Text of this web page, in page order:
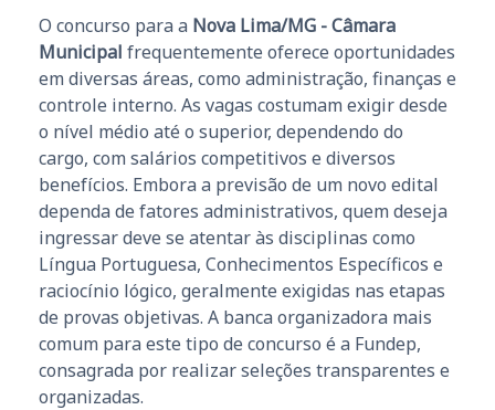
O concurso para a Nova Lima/MG - Câmara
Municipal frequentemente oferece oportunidades
em diversas áreas, como administração, finanças e
controle interno. As vagas costumam exigir desde
o nível médio até o superior, dependendo do
cargo, com salários competitivos e diversos
benefícios. Embora a previsão de um novo edital
dependa de fatores administrativos, quem deseja
ingressar deve se atentar às disciplinas como
Língua Portuguesa, Conhecimentos Específicos e
raciocínio lógico, geralmente exigidas nas etapas
de provas objetivas. A banca organizadora mais
comum para este tipo de concurso é a Fundep,
consagrada por realizar seleções transparentes e
organizadas.